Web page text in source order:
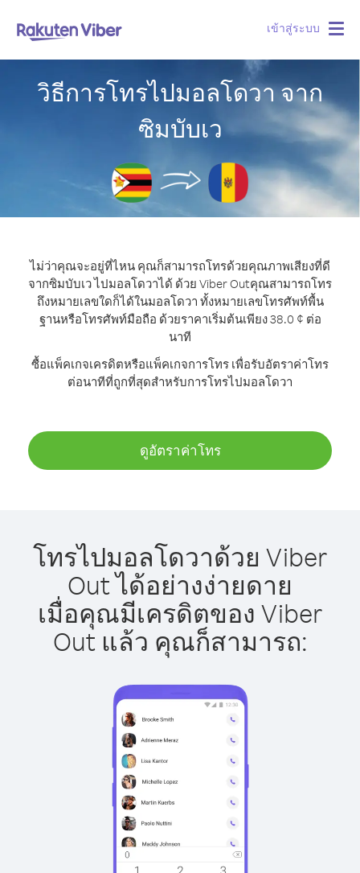
เข้าสู่ระบบ
วิธีการโทรไปมอลโดวา จาก
ซิมบับเว
ไม่ว่าคุณจะอยู่ที่ไหน คุณก็สามารถโทรด้วยคุณภาพเสียงที่ดี
จากซิมบับเว ไปมอลโดวาได้ ด้วย Viber Outคุณสามารถโทร
ถึงหมายเลขใดก็ได้ในมอลโดวา ทั้งหมายเลขโทรศัพท์พื้น
ฐานหรือโทรศัพท์มือถือ ด้วยราคาเริ่มต้นเพียง 38.0 ¢ ต่อ
นาที
ซื้อแพ็คเกจเครดิตหรือแพ็คเกจการโทร เพื่อรับอัตราค่าโทร
ต่อนาทีที่ถูกที่สุดสำหรับการโทรไปมอลโดวา
ดูอัตราค่าโทร
โทรไปมอลโดวาด้วย Viber
Out ได้อย่างง่ายดาย
เมื่อคุณมีเครดิตของ Viber
Out แล้ว คุณก็สามารถ: